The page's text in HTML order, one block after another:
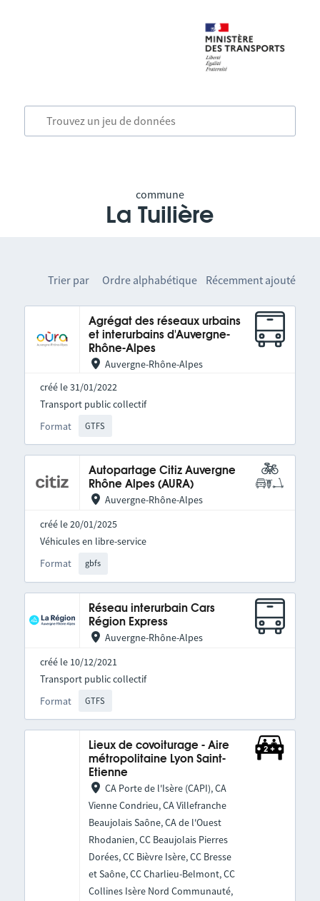
commune
La Tuilière
Trier par Ordre alphabétique Récemment ajouté
Agrégat des réseaux urbains
et interurbains d'Auvergne-
Rhône-Alpes
Auvergne-Rhône-Alpes
créé le 31/01/2022
Format GTFS
Transport public collectif
Autopartage Citiz Auvergne
Rhône Alpes (AURA)
Auvergne-Rhône-Alpes
créé le 20/01/2025
Format gbfs
Véhicules en libre-service
Réseau interurbain Cars
Région Express
Auvergne-Rhône-Alpes
créé le 10/12/2021
Format GTFS
Transport public collectif
Lieux de covoiturage - Aire
métropolitaine Lyon Saint-
Etienne
CA Porte de l'Isère (CAPI), CA
Vienne Condrieu, CA Villefranche
Beaujolais Saône, CA de l'Ouest
Rhodanien, CC Beaujolais Pierres
Dorées, CC Bièvre Isère, CC Bresse
et Saône, CC Charlieu-Belmont, CC
Collines Isère Nord Communauté,